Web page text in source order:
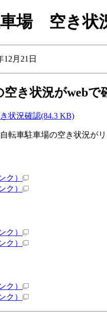
場 空き状
月21日
き状況がwebで
状況確認(84.3 KB)
転車駐車場の空き状況が
ク）
ク）
ク）
ク）
ク）
ク）